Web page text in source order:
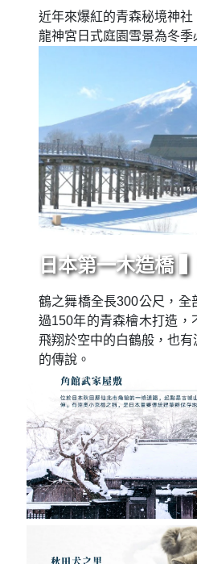
近年來爆紅的青森秘境神
龍神宮日式庭園雪景為冬季
日本第一木造橋
鶴之舞橋全長300公尺，全
過150年的青森檜木打造，
飛翔於空中的白鶴般，也
的傳說。